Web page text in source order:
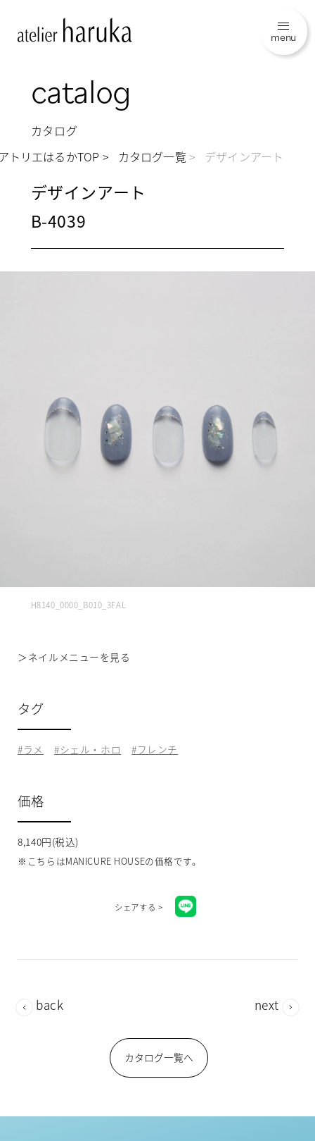
menu
catalog
カタログ
トリエはるかTOP
カタログ一覧 デザインアート
デザインアート
B-4039
H8140_0000_B010_3FAL
＞ ネイルメニューを見る
タグ
ラメ シェル・ホロ フレンチ
価格
8,140円(税込)
※こちらはMANICURE HOUSEの価格です。
シェアする >
back
カタログ一覧へ
next